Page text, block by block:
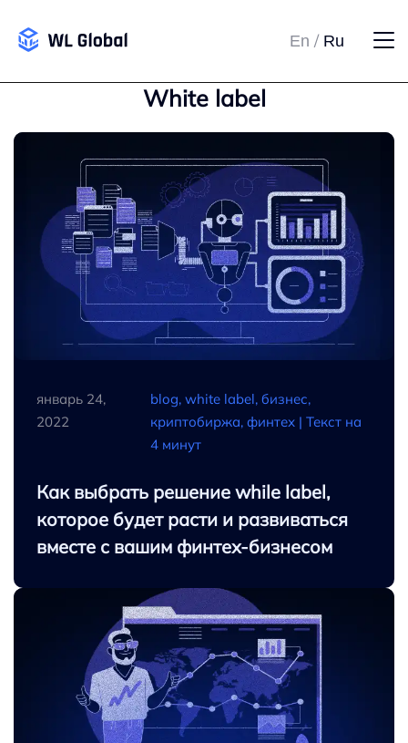
En / Ru
white label
январь 24,
2022
blog, white label, бизнес,
криптобиржа, финтех | Текст на
4 минут
Как выбрать решение while label,
которое будет расти и развиваться
вместе с вашим финтех-бизнесом